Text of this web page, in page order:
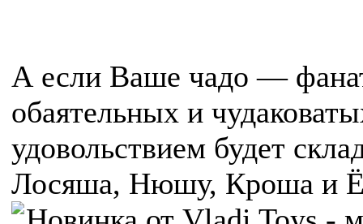
А если Ваше чадо —
обаятельных и
удовольствием будет
Лосяша, Нюшу, Кроша и